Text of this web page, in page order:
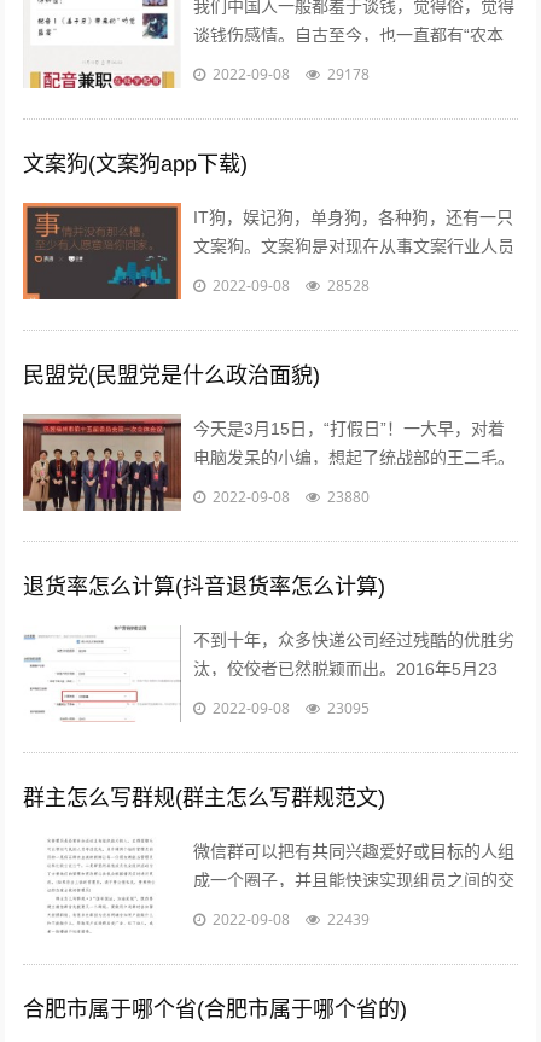
我们中国人一般都羞于谈钱，觉得俗，觉得
谈钱伤感情。自古至今，也一直都有“农本
商末”“学而优则仕”的思想传统。已经开始做
2022-09-08 29178
文案狗(文案狗app下载)
IT狗，娱记狗，单身狗，各种狗，还有一只
文案狗。文案狗是对现在从事文案行业人员
的统称，白天看案例写文案，晚上看稿子改
2022-09-08 28528
民盟党(民盟党是什么政治面貌)
今天是3月15日，“打假日”！一大早，对着
电脑发呆的小编，想起了统战部的王二毛。
有一天，王二毛吃完饭遛弯遇见隔壁王阿
2022-09-08 23880
退货率怎么计算(抖音退货率怎么计算)
不到十年，众多快递公司经过残酷的优胜劣
汰，佼佼者已然脱颖而出。2016年5月23
日，鼎泰新材（002352.SZ)披露了“重大资
2022-09-08 23095
群主怎么写群规(群主怎么写群规范文)
微信群可以把有共同兴趣爱好或目标的人组
成一个圈子，并且能快速实现组员之间的交
流、互动，在共同分享的前提下很容易形成
2022-09-08 22439
合肥市属于哪个省(合肥市属于哪个省的)